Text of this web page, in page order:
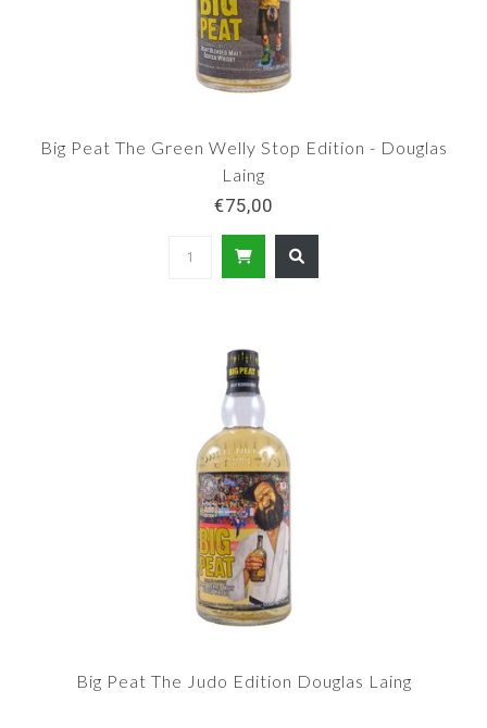
Big Peat The Green Welly Stop Edition - Douglas
Laing
€75,00
Big Peat The Judo Edition Douglas Laing